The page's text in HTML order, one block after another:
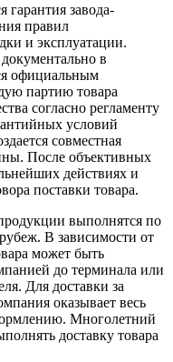
гарантия завода-
правил
и эксплуатации.
в
официальным
партию товара
согласно регламенту
условий
совместная
После объективных
действиях и
поставки товара.
выполнятся по
В зависимости от
может быть
до терминала или
Для доставки за
оказывает весь
Многолетний
доставку товара